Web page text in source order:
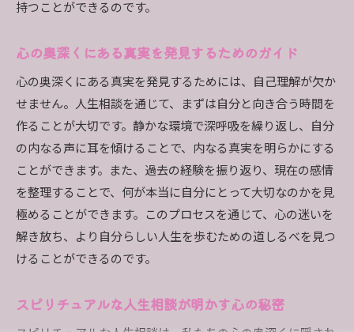
持つことができるのです。
心の奥深くにある真実を発見するためのガイド
心の奥深くにある真実を発見するためには、自己理解が欠か
せません。人生相談を通じて、まずは自分と向き合う時間を
作ることが大切です。静かな環境で深呼吸を繰り返し、自分
の内なる声に耳を傾けることで、内なる真実を明らかにする
ことができます。また、過去の経験を振り返り、現在の感情
を整理することで、何が本当に自分にとって大切なのかを見
極めることができます。このプロセスを通じて、心の迷いを
解き放ち、より自分らしい人生を歩むための道しるべを見つ
けることができるのです。
スピリチュアルな人生相談が明かす心の秘密